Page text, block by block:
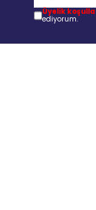
Üyelik
ediyorum.